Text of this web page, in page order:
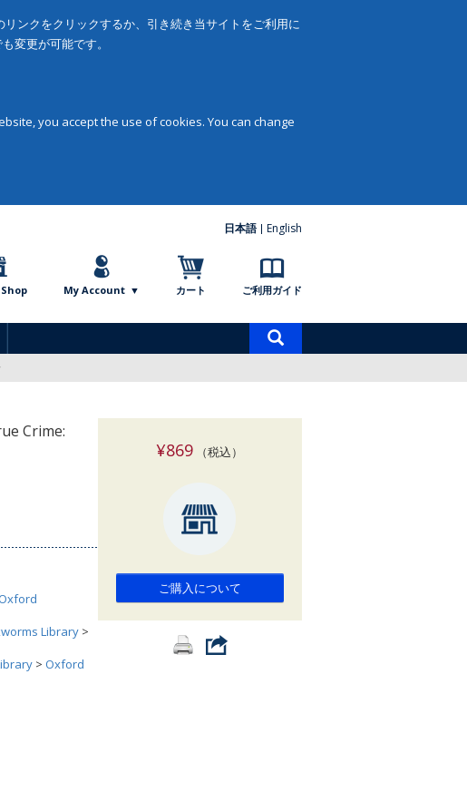
ンクをクリックするか、引き続き当サイトをご利用に
変更が可能です。
you accept the use of cookies. You can change
日本語 English
My Account カート ご利用ガイド
索
Crime:
Oxford
Library >
> Oxford
¥869 （税込）
ご購入について